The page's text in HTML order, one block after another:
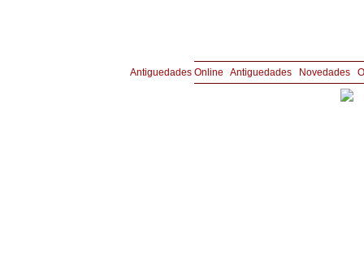
Antiguedades Online Antiguedades Novedades